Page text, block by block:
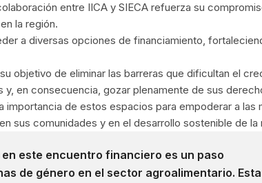
entre IICA y SIECA refuerza su
la región.
a diversas opciones de financiamiento,
objetivo de eliminar las barreras que dificultan el
en consecuencia, gozar plenamente de sus
de estos espacios para empoderar a las
sus comunidades y en el desarrollo sostenible de la
este encuentro financiero es un paso
de género en el sector agroalimentario.